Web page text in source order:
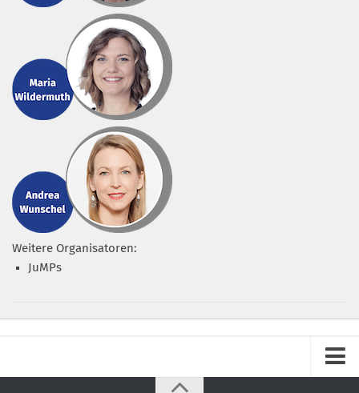
Weitere Organisatoren:
JuMPs